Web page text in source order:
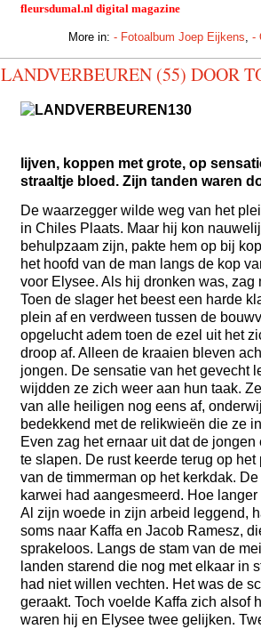
fleursdumal.nl digital magazine
More in: - Fotoalbum Joep Eijkens, -
LANDVERBEUREN (55) DOOR
lijven, koppen met grote, op
straaltje bloed. Zijn tanden waren
De waarzegger wilde weg van het
in Chiles Plaats. Maar hij kon
behulpzaam zijn, pakte hem op bij
het hoofd van de man langs de kop
voor Elysee. Als hij dronken was,
Toen de slager het beest een harde
plein af en verdween tussen de
opgelucht adem toen de ezel uit het
droop af. Alleen de kraaien bleven
jongen. De sensatie van het gevecht
wijdden ze zich weer aan hun taak.
van alle heiligen nog eens af,
bedekkend met de relikwieën die ze
Even zag het ernaar uit dat de
te slapen. De rust keerde terug op
van de timmerman op het kerkdak.
karwei had aangesmeerd. Hoe
Al zijn woede in zijn arbeid leggend,
soms naar Kaffa en Jacob Ramesz,
sprakeloos. Langs de stam van de
landen starend die nog met elkaar in
had niet willen vechten. Het was de
geraakt. Toch voelde Kaffa zich alsof
waren hij en Elysee twee gelijken.